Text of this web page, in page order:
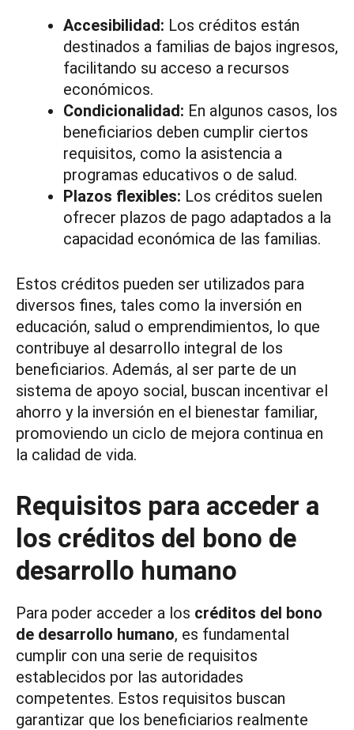
Accesibilidad: Los créditos están
destinados a familias de bajos ingresos,
facilitando su acceso a recursos
económicos.
Condicionalidad: En algunos casos, los
beneficiarios deben cumplir ciertos
requisitos, como la asistencia a
programas educativos o de salud.
Plazos flexibles: Los créditos suelen
ofrecer plazos de pago adaptados a la
capacidad económica de las familias.
Estos créditos pueden ser utilizados para
diversos fines, tales como la inversión en
educación, salud o emprendimientos, lo que
contribuye al desarrollo integral de los
beneficiarios. Además, al ser parte de un
sistema de apoyo social, buscan incentivar el
ahorro y la inversión en el bienestar familiar,
promoviendo un ciclo de mejora continua en
la calidad de vida.
Requisitos para acceder a
los créditos del bono de
desarrollo humano
Para poder acceder a los créditos del bono
de desarrollo humano, es fundamental
cumplir con una serie de requisitos
establecidos por las autoridades
competentes. Estos requisitos buscan
garantizar que los beneficiarios realmente